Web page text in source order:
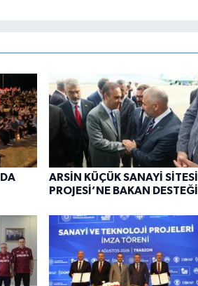
ARSİN KÜÇÜK SANAYİ SİTESİ
PROJESİ’NE BAKAN DESTEĞİ